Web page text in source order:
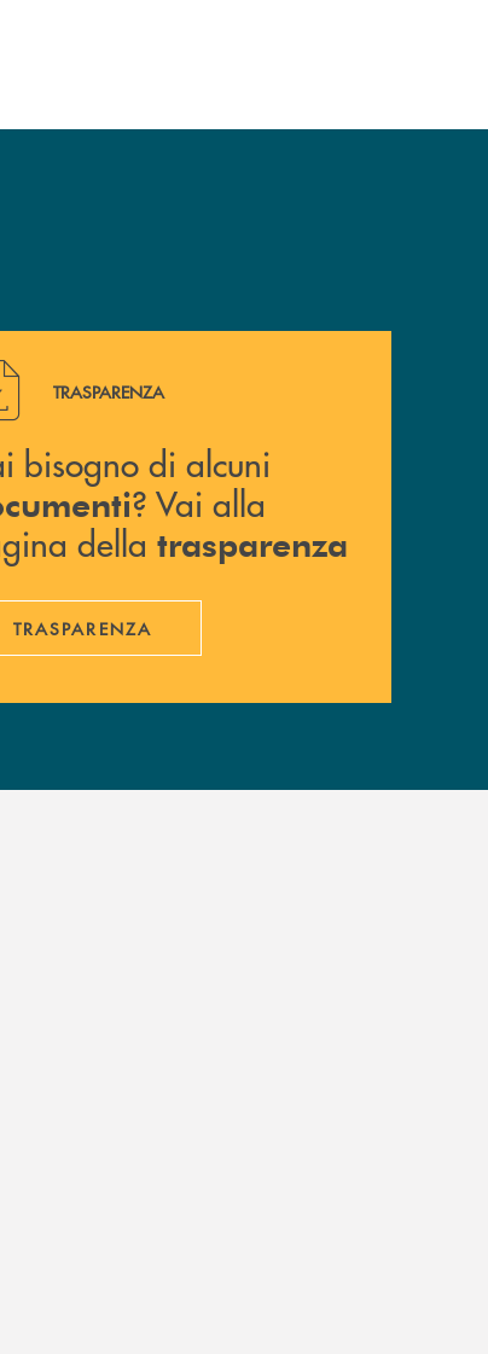
di alcuni documenti ? Vai alla pagina della
TRASPARENZA
bisogno di alcuni
? Vai alla
della trasparenza
TRASPARENZA